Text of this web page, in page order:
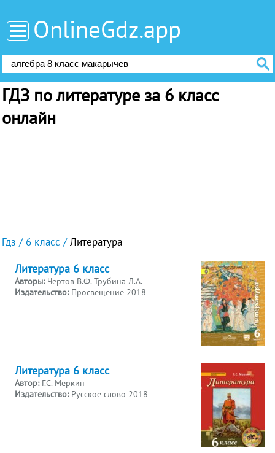
OnlineGdz.app
ГДЗ по литературе за 6 класс
онлайн
Гдз 6 класс Литература
Литература 6 класс
Авторы: Чертов В.Ф. Трубина Л.А.
Издательство: Просвещение 2018
Литература 6 класс
Автор: Г.С. Меркин
Издательство: Русское слово 2018